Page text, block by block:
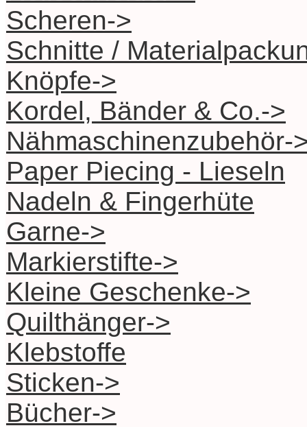
Scheren->
Schnitte /
Knöpfe->
Kordel, Bänder & Co.->
Nähmaschinenzubehör-
Paper Piecing - Lieseln
Nadeln & Fingerhüte
Garne->
Markierstifte->
Kleine Geschenke->
Quilthänger->
Klebstoffe
Sticken->
Bücher->